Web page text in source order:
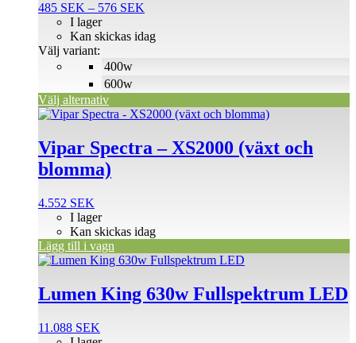
485 SEK – 576 SEK
till
400w
600w
I lager
Kan skickas idag
Välj variant:
Välj alternativ
varianter.
olika
alternativen
på
produktsidan
Vipar Spectra – XS2000 (växt och
blomma)
4.552 SEK
I lager
Kan skickas idag
Lägg till i vagn
Lumen King 630w Fullspektrum LED
11.088 SEK